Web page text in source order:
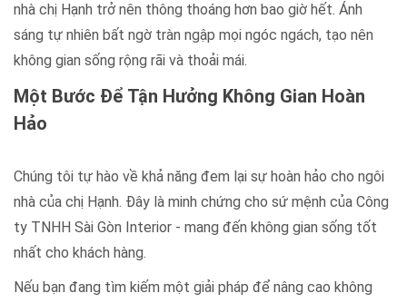
nhà chị Hạnh trở nên thông thoáng hơn bao giờ hết. Ánh
sáng tự nhiên bất ngờ tràn ngập mọi ngóc ngách, tạo nên
không gian sống rộng rãi và thoải mái.
Một Bước Để Tận Hưởng Không Gian Hoàn
Hảo
Chúng tôi tự hào về khả năng đem lại sự hoàn hảo cho ngôi
nhà của chị Hạnh. Đây là minh chứng cho sứ mệnh của Công
ty TNHH Sài Gòn Interior - mang đến không gian sống tốt
nhất cho khách hàng.
Nếu bạn đang tìm kiếm một giải pháp để nâng cao không